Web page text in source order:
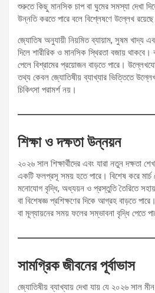
শুরুতে কিছু মানসিক চাপ বা ঘুমের সমস্যা দেখা
উন্নতি করতে পারে বলে বিশ্লেষণে উল্লেখ
জ্যোতিষ অনুযায়ী নিয়মিত ব্যায়াম, সুষম খাদ্য
দিলে শারীরিক ও মানসিক স্থিরতা বজায় থাকবে।
পেলে বিশ্রামের প্রয়োজন বাড়তে পারে।
তথ্য কেবল জ্যোতিষীয় ব্যাখ্যার ভিত্তিতে
চিকিৎসা পরামর্শ নয়।
শিক্ষা ও দক্ষতা উন্নয়ন
২০২৬ সাল শিক্ষার্থীদের এবং যারা নতুন দক্ষতা
একটি ফলপ্রসূ সময় হতে পারে। বিশেষ করে
মনোযোগ বৃদ্ধি, অধ্যয়ন ও প্রস্তুতি তৈরিতে
বা বিশেষজ্ঞ প্রশিক্ষণের দিকে আগ্রহ বাড়তে
বা মূল্যায়নের সময় ফলের সম্ভাবনা বৃদ্ধি পেতে
সামগ্রিক জীবনের পূর্বাভাস
জ্যোতিষীয় ব্যাখ্যায় দেখা যায় যে ২০২৬ সাল